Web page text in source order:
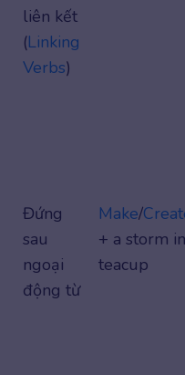
liên kết
(Linking
Verbs)
Đứng
sau
ngoại
động từ
Make/
+ a storm
teacup